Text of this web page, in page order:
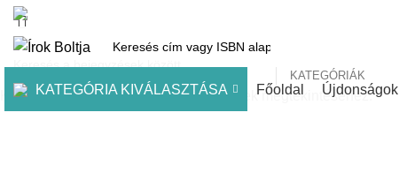
KATEGÓRIÁK
KATEGÓRIA KIVÁLASZTÁSA Főoldal Újdonságok
Kezdje el gépelni a keresett bejegyzések megtekintéséhez.